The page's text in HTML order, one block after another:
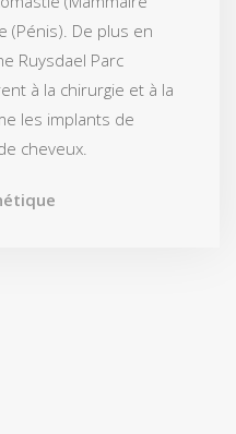
(Pénis). De plus en
Ruysdael Parc
à la chirurgie et à la
les implants de
cheveux.